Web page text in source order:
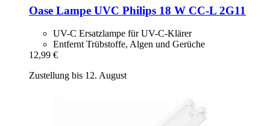
Oase Lampe UVC Philips 18 W CC-​L 2G11
UV-C Ersatzlampe für UV-C-Klärer
Entfernt Trübstoffe, Algen und Gerüche
12,99 €
Zustellung bis 12. August